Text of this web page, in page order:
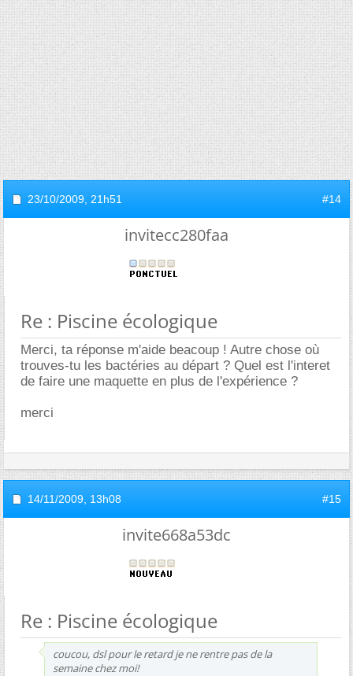
23/10/2009, 21h51 #14
invitecc280faa
Re : Piscine écologique
Merci, ta réponse m'aide beacoup ! Autre chose où
trouves-tu les bactéries au départ ? Quel est l'interet
de faire une maquette en plus de l'expérience ?
merci
14/11/2009, 13h08 #15
invite668a53dc
Re : Piscine écologique
coucou, dsl pour le retard je ne rentre pas de la
semaine chez moi!